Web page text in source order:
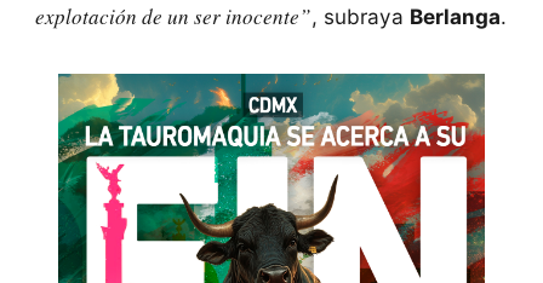
explotación de un ser inocente”, subraya Berlanga.